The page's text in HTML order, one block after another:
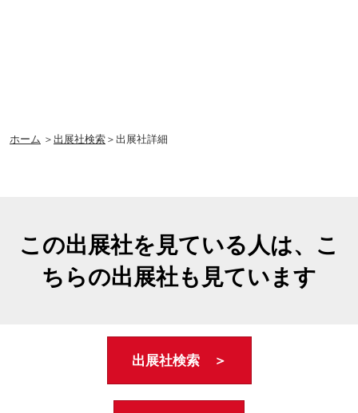
ホーム ＞出展社検索＞出展社詳細
この出展社を見ている人は、こ
ちらの出展社も見ています
出展社検索 ＞